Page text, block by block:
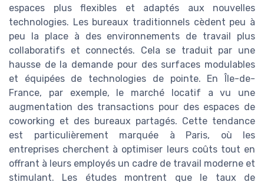
espaces plus flexibles et adaptés aux nouvelles
technologies. Les bureaux traditionnels cèdent peu à
peu la place à des environnements de travail plus
collaboratifs et connectés. Cela se traduit par une
hausse de la demande pour des surfaces modulables
et équipées de technologies de pointe. En Île-de-
France, par exemple, le marché locatif a vu une
augmentation des transactions pour des espaces de
coworking et des bureaux partagés. Cette tendance
est particulièrement marquée à Paris, où les
entreprises cherchent à optimiser leurs coûts tout en
offrant à leurs employés un cadre de travail moderne et
stimulant. Les études montrent que le taux de